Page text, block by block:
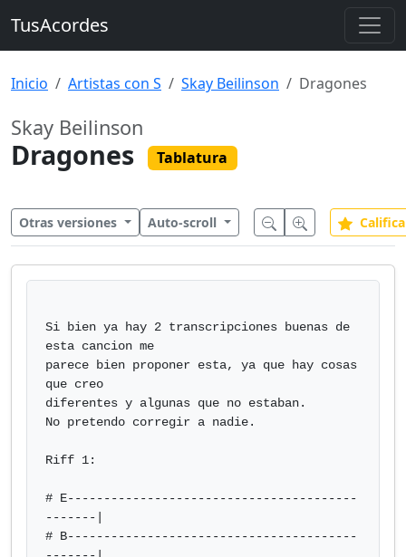
TusAcordes
Inicio Artistas con S Skay Beilinson Dragones
Skay Beilinson
Dragones Tablatura
Otras versiones Auto-scroll
Si bien ya hay 2 transcripciones buenas de
esta cancion me
parece bien proponer esta, ya que hay cosas
que creo
diferentes y algunas que no estaban.
No pretendo corregir a nadie.
Riff 1:
# E----------------------------------------
-------|
# B----------------------------------------